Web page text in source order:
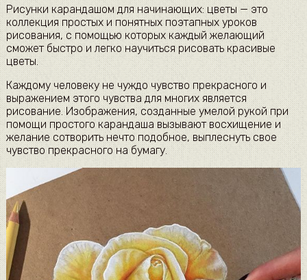
Рисунки карандашом для начинающих: цветы — это
коллекция простых и понятных поэтапных уроков
рисования, с помощью которых каждый желающий
сможет быстро и легко научиться рисовать красивые
цветы.
Каждому человеку не чуждо чувство прекрасного и
выражением этого чувства для многих является
рисование. Изображения, созданные умелой рукой при
помощи простого карандаша вызывают восхищение и
желание сотворить нечто подобное, выплеснуть свое
чувство прекрасного на бумагу.